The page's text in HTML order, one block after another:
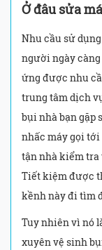
Ở đâu sửa
Nhu cầu sử
người ngày
ứng được nhu
trung tâm dịch
bụi nhà bạn gặp
nhấc máy gọi tới
tận nhà kiểm tra
Tiết kiệm được
kềnh này đi tìm
Tuy nhiên vì nó
xuyên vệ sinh